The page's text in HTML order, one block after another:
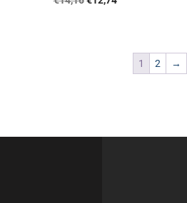
είναι:
€12,74.
1 2 →